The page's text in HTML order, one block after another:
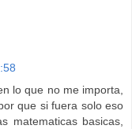
lo que no me importa,
que si fuera solo eso
matematicas basicas,